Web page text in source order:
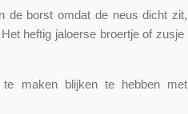
de borst omdat de neus dicht zit,
heftig jaloerse broertje of zusje
maken blijken te hebben met